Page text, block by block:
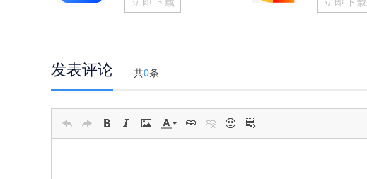
发表评论 共0条